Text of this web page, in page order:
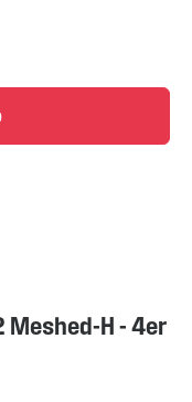
Meshed-H - 4er